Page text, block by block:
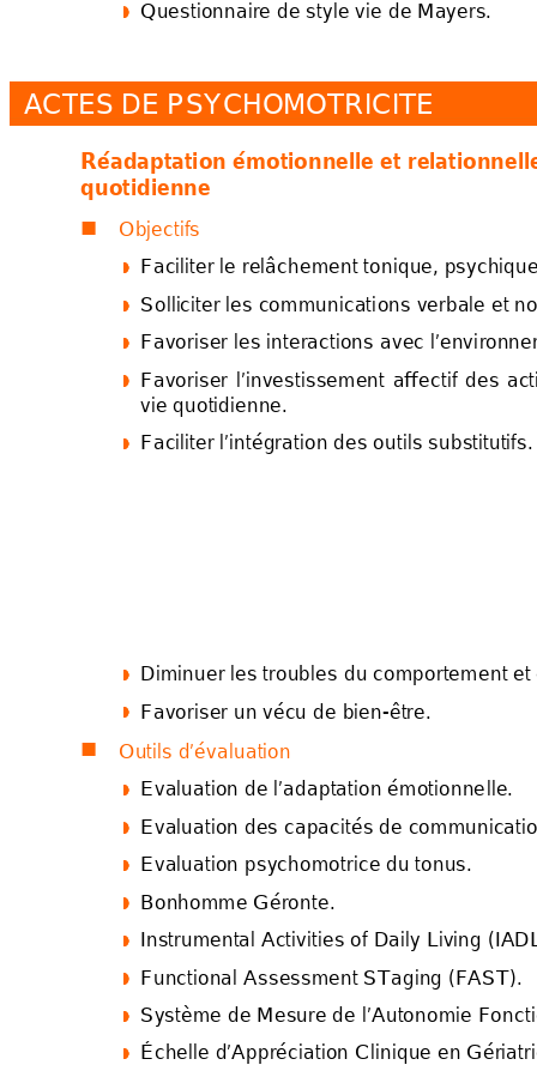
ACTES DE PSYCHOMOTRICITE
 Questionnaire de style vie de Mayers.
Réadaptation émotionnelle et relationn
quotidienne
 Objectifs
 Faciliter le relâchement tonique, psy
 Solliciter les communications verbale et
 Favoriser les interactions avec l’envir
 Favoriser l’investissement affectif des
vie quotidienne.
 Faciliter l’intégration des outils
 Diminuer les troubles du comportement et
 Favoriser un vécu de bien-être.
Outils d’évaluation
 Evaluation de l’adaptation émotionnelle.
 Evaluation des capacités de
 Evaluation psychomotrice du tonus.
 Bonhomme Géronte.
 Instrumental Activities of Daily Living
 Functional Assessment STaging (FAST).
 Système de Mesure de l’Autonomie Fonct
 Échelle d’Appréciation Clinique en Gériat